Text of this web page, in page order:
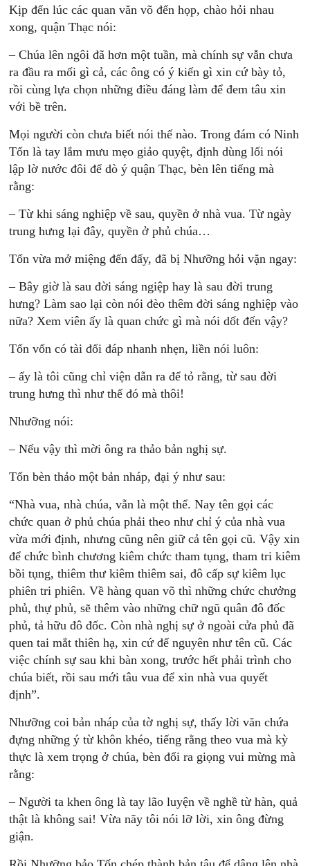
Kịp đến lúc các quan văn võ đến họp, chào hỏi nhau
xong, quận Thạc nói:
– Chúa lên ngôi đã hơn một tuần, mà chính sự vẫn chưa
ra đầu ra mối gì cả, các ông có ý kiến gì xin cứ bày tỏ,
rồi cùng lựa chọn những điều đáng làm để đem tâu xin
với bề trên.
Mọi người còn chưa biết nói thế nào. Trong đám có Ninh
Tốn là tay lắm mưu mẹo giảo quyệt, định dùng lối nói
lập lờ nước đôi để dò ý quận Thạc, bèn lên tiếng mà
rằng:
– Từ khi sáng nghiệp về sau, quyền ở nhà vua. Từ ngày
trung hưng lại đây, quyền ở phủ chúa…
Tốn vừa mở miệng đến đấy, đã bị Nhưỡng hỏi vặn ngay:
– Bây giờ là sau đời sáng ngiệp hay là sau đời trung
hưng? Làm sao lại còn nói đèo thêm đời sáng nghiệp vào
nữa? Xem viên ấy là quan chức gì mà nói dốt đến vậy?
Tốn vốn có tài đối đáp nhanh nhẹn, liền nói luôn:
– ấy là tôi cũng chỉ viện dẫn ra để tỏ rằng, từ sau đời
trung hưng thì như thế đó mà thôi!
Nhưỡng nói:
– Nếu vậy thì mời ông ra thảo bản nghị sự.
Tốn bèn thảo một bản nháp, đại ý như sau:
“Nhà vua, nhà chúa, vẫn là một thể. Nay tên gọi các
chức quan ở phủ chúa phải theo như chỉ ý của nhà vua
vừa mới định, nhưng cũng nên giữ cả tên gọi cũ. Vậy xin
để chức bình chương kiêm chức tham tụng, tham tri kiêm
bồi tụng, thiêm thư kiêm thiêm sai, đô cấp sự kiêm lục
phiên tri phiên. Về hàng quan võ thì những chức chưởng
phủ, thự phủ, sẽ thêm vào những chữ ngũ quân đô đốc
phủ, tả hữu đô đốc. Còn nhà nghị sự ở ngoài cửa phủ đã
quen tai mắt thiên hạ, xin cứ để nguyên như tên cũ. Các
việc chính sự sau khi bàn xong, trước hết phải trình cho
chúa biết, rồi sau mới tâu vua để xin nhà vua quyết
định”.
Nhưỡng coi bản nháp của tờ nghị sự, thấy lời văn chứa
đựng những ý từ khôn khéo, tiếng rằng theo vua mà kỳ
thực là xem trọng ở chúa, bèn đổi ra giọng vui mừng mà
rằng:
– Người ta khen ông là tay lão luyện về nghề từ hàn, quả
thật là không sai! Vừa nãy tôi nói lỡ lời, xin ông đừng
giận.